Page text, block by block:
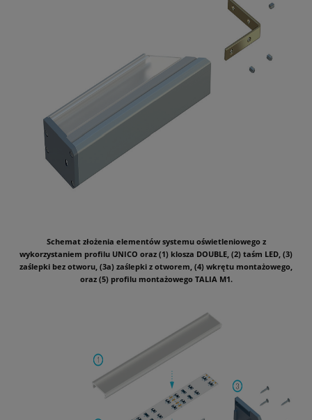
Schemat złożenia elementów systemu oświetleniowego z
wykorzystaniem profilu UNICO oraz (1) klosza DOUBLE, (2) taśm LED, (3)
zaślepki bez otworu, (3a) zaślepki z otworem, (4) wkrętu montażowego,
oraz (5) profilu montażowego TALIA M1.